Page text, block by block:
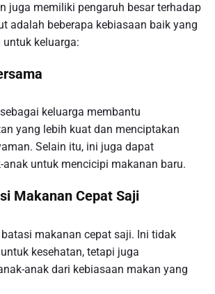
juga memiliki pengaruh besar terhadap
adalah beberapa kebiasaan baik yang
keluarga:
keluarga membantu
yang lebih kuat dan menciptakan
Selain itu, ini juga dapat
anak untuk mencicipi makanan baru.
Makanan Cepat Saji
makanan cepat saji. Ini tidak
kesehatan, tetapi juga
anak dari kebiasaan makan yang